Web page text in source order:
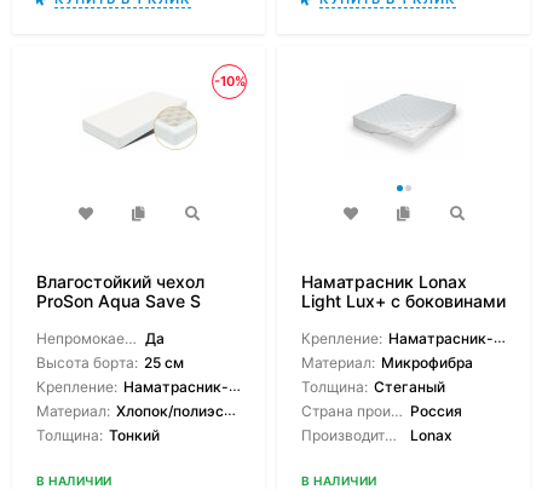
-10%
Влагостойкий чехол
ProSon Aqua Save S
Непромокаемый: Да
Высота борта: 25 см
Крепление: Наматрасник-чехол
Материал: Хлопок/полиэстер
Толщина: Тонкий
В НАЛИЧИИ
Наматрасник Lonax
Light Lux+ с боковинами
Крепление: Наматрасник-чехол
Материал: Микрофибра
Толщина: Стеганый
Страна производитель: Россия
Производитель:
Lonax
В НАЛИЧИИ